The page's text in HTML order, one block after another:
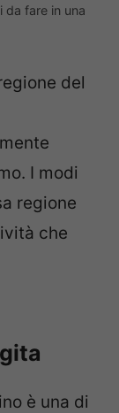
da fare in una
del
I modi
regione
che
è una di